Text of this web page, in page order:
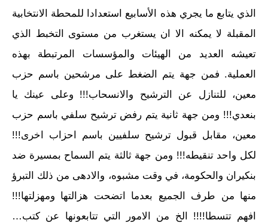
الذي يتابع ما يجري هذه الأسابيع استعدادا للمحطة الانتخابية
المقبلة لا يمكنه الا ان يستغرب من مستوى التخبط الذي
تعيشه العديد من الهيئات والمؤسسات المرتبطة بهذه
العملية. فمن جهة يتم الضغط على مرشحين باسم حزب
معين، للتنازل عن الترشيح والانسحاب!!! وعلى عينك يا
بنعدي!!! ومن جهة ثانية يتم رفض ترشيح سلفي باسم حزب
معين، مقابل قبول ترشيح سلفيين باسم احزاب اخرى!!!
لكل واحد تنقيطه!!! ومن جهة ثالثة يتم السماح بمسيرة ضد
بنكيران والحكومة، في وقت مشبوه، والادهى من ذلك التبرؤ
منها من طرف الجميع بعدما اتضحت هزالتها ومهزلتها!!!
افهم تتسطا!!!! الخ من الامور التي تتابعونها عن كتب…